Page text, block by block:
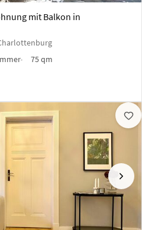
mit Balkon in
75 qm